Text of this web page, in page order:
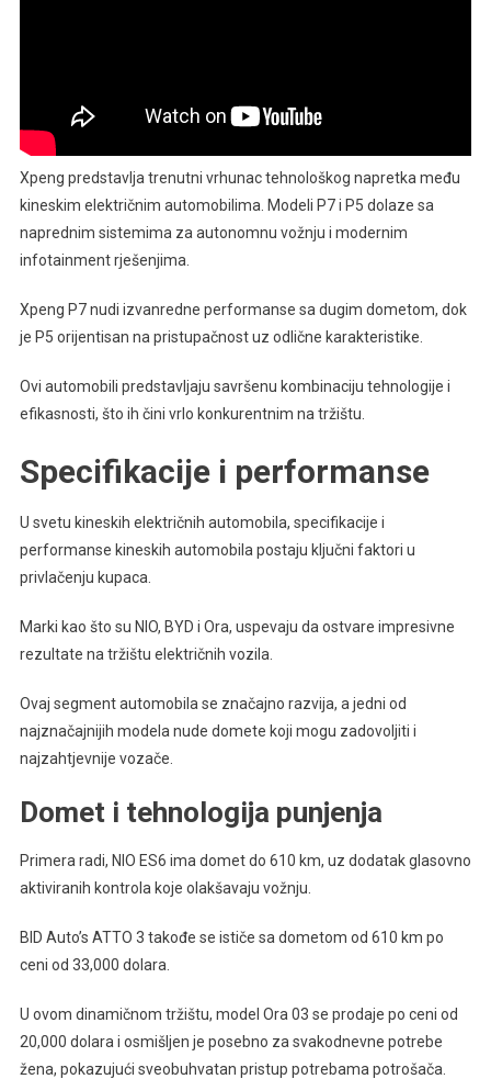
Xpeng predstavlja trenutni vrhunac tehnološkog napretka među
kineskim električnim automobilima. Modeli P7 i P5 dolaze sa
naprednim sistemima za autonomnu vožnju i modernim
infotainment rješenjima.
Xpeng P7 nudi izvanredne performanse sa dugim dometom, dok
je P5 orijentisan na pristupačnost uz odlične karakteristike.
Ovi automobili predstavljaju savršenu kombinaciju tehnologije i
efikasnosti, što ih čini vrlo konkurentnim na tržištu.
Specifikacije i performanse
U svetu kineskih električnih automobila, specifikacije i
performanse kineskih automobila postaju ključni faktori u
privlačenju kupaca.
Marki kao što su NIO, BYD i Ora, uspevaju da ostvare impresivne
rezultate na tržištu električnih vozila.
Ovaj segment automobila se značajno razvija, a jedni od
najznačajnijih modela nude domete koji mogu zadovoljiti i
najzahtjevnije vozače.
Domet i tehnologija punjenja
Primera radi, NIO ES6 ima domet do 610 km, uz dodatak glasovno
aktiviranih kontrola koje olakšavaju vožnju.
BID Auto’s ATTO 3 takođe se ističe sa dometom od 610 km po
ceni od 33,000 dolara.
U ovom dinamičnom tržištu, model Ora 03 se prodaje po ceni od
20,000 dolara i osmišljen je posebno za svakodnevne potrebe
žena, pokazujući sveobuhvatan pristup potrebama potrošača.